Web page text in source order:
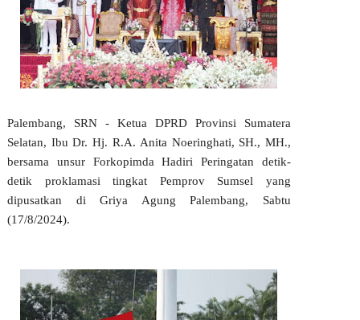
Palembang, SRN - Ketua DPRD Provinsi Sumatera
Selatan, Ibu Dr. Hj. R.A. Anita Noeringhati, SH., MH.,
bersama unsur Forkopimda Hadiri Peringatan detik-
detik proklamasi tingkat Pemprov Sumsel yang
dipusatkan di Griya Agung Palembang, Sabtu
(17/8/2024).